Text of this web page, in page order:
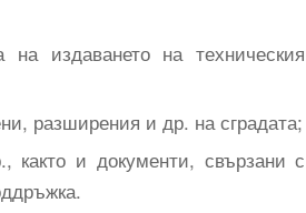
издаването на техническия
разширения и др. на сградата;
както и документи, свързани с